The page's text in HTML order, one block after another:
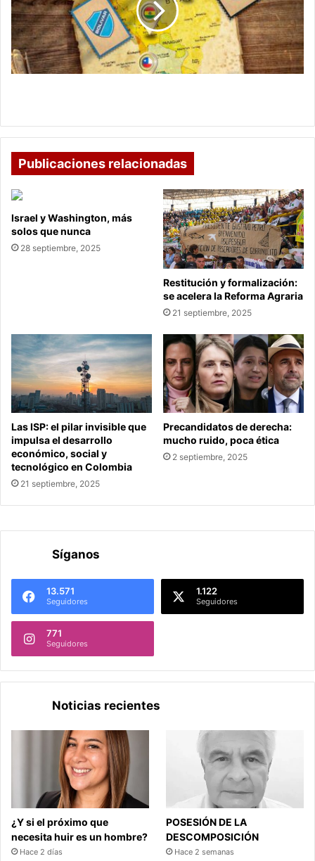
en
Libertadores
Publicaciones relacionadas
Israel y Washington, más
solos que nunca
28 septiembre, 2025
Restitución y formalización:
se acelera la Reforma Agraria
21 septiembre, 2025
Las ISP: el pilar invisible que
impulsa el desarrollo
económico, social y
tecnológico en Colombia
21 septiembre, 2025
Precandidatos de derecha:
mucho ruido, poca ética
2 septiembre, 2025
Síganos
13.571
Seguidores
1.122
Seguidores
771
Seguidores
Noticias recientes
¿Y si el próximo que
necesita huir es un hombre?
Hace 2 días
POSESIÓN DE LA
DESCOMPOSICIÓN
Hace 2 semanas